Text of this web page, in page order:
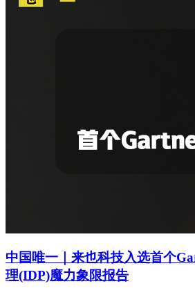
中国唯一｜来也科技入选首个
理(IDP)魔力象限报告